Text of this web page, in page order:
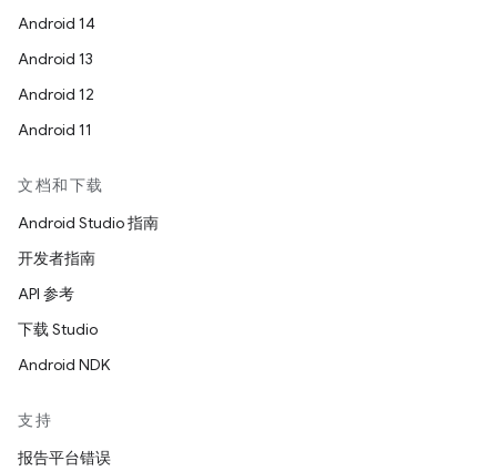
Android 14
Android 13
Android 12
Android 11
文档和下载
Android Studio 指南
开发者指南
API 参考
下载 Studio
Android NDK
支持
报告平台错误